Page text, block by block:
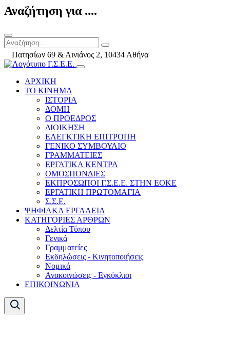
Αναζήτηση για ....
Πατησίων 69 & Αινιάνος 2, 10434 Αθήνα
ΑΡΧΙΚΗ
ΤΟ ΚΙΝΗΜΑ
ΙΣΤΟΡΙΑ
ΔΟΜΗ
Ο ΠΡΟΕΔΡΟΣ
ΔΙΟΙΚΗΣΗ
ΕΛΕΓΚΤΙΚΗ ΕΠΙΤΡΟΠΗ
ΓΕΝΙΚΟ ΣΥΜΒΟΥΛΙΟ
ΓΡΑΜΜΑΤΕΙΕΣ
ΕΡΓΑΤΙΚΑ ΚΕΝΤΡΑ
ΟΜΟΣΠΟΝΔΙΕΣ
ΕΚΠΡΟΣΩΠΟΙ Γ.Σ.Ε.Ε. ΣΤΗΝ ΕΟΚΕ
ΕΡΓΑΤΙΚΗ ΠΡΩΤΟΜΑΓΙΑ
Σ.Σ.Ε.
ΨΗΦΙΑΚΑ ΕΡΓΑΛΕΙΑ
ΚΑΤΗΓΟΡΙΕΣ ΑΡΘΡΩΝ
Δελτία Τύπου
Γενικά
Γραμματείες
Εκδηλώσεις - Κινητοποιήσεις
Νομικά
Ανακοινώσεις - Εγκύκλιοι
ΕΠΙΚΟΙΝΩΝΙΑ